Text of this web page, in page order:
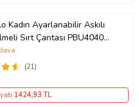
Kadın Ayarlanabilir Askılı
Sırt Çantası PBU4040
(21)
1424,93 TL